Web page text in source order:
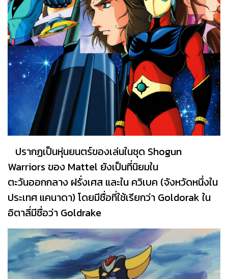
ปรากฏเป็นหุ่นยนตร์ของเล่นในชุด Shogun
Warriors ของ Mattel ยังเป็นที่นิยมใน
ตะวันออกกลาง ฝรั่งเศส และใน ควิเบค (จังหวัดหนึ่งใน
ประเทศ แคนาดา) โดยมีชื่อที่ใช้เรียกว่า Goldorak ใน
อิตาลี่มีชื่อว่า Goldrake